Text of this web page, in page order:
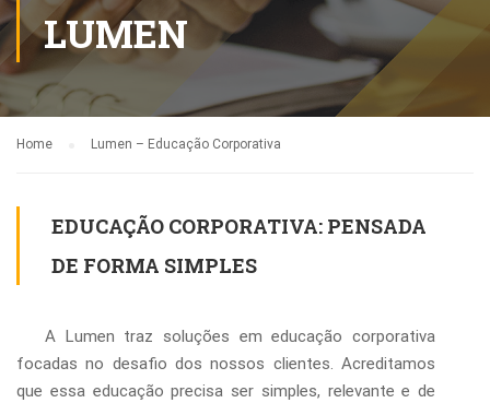
LUMEN
Home Lumen – Educação Corporativa
EDUCAÇÃO CORPORATIVA: PENSADA
DE FORMA SIMPLES
A Lumen traz soluções em educação corporativa
focadas no desafio dos nossos clientes. Acreditamos
que essa educação precisa ser simples, relevante e de